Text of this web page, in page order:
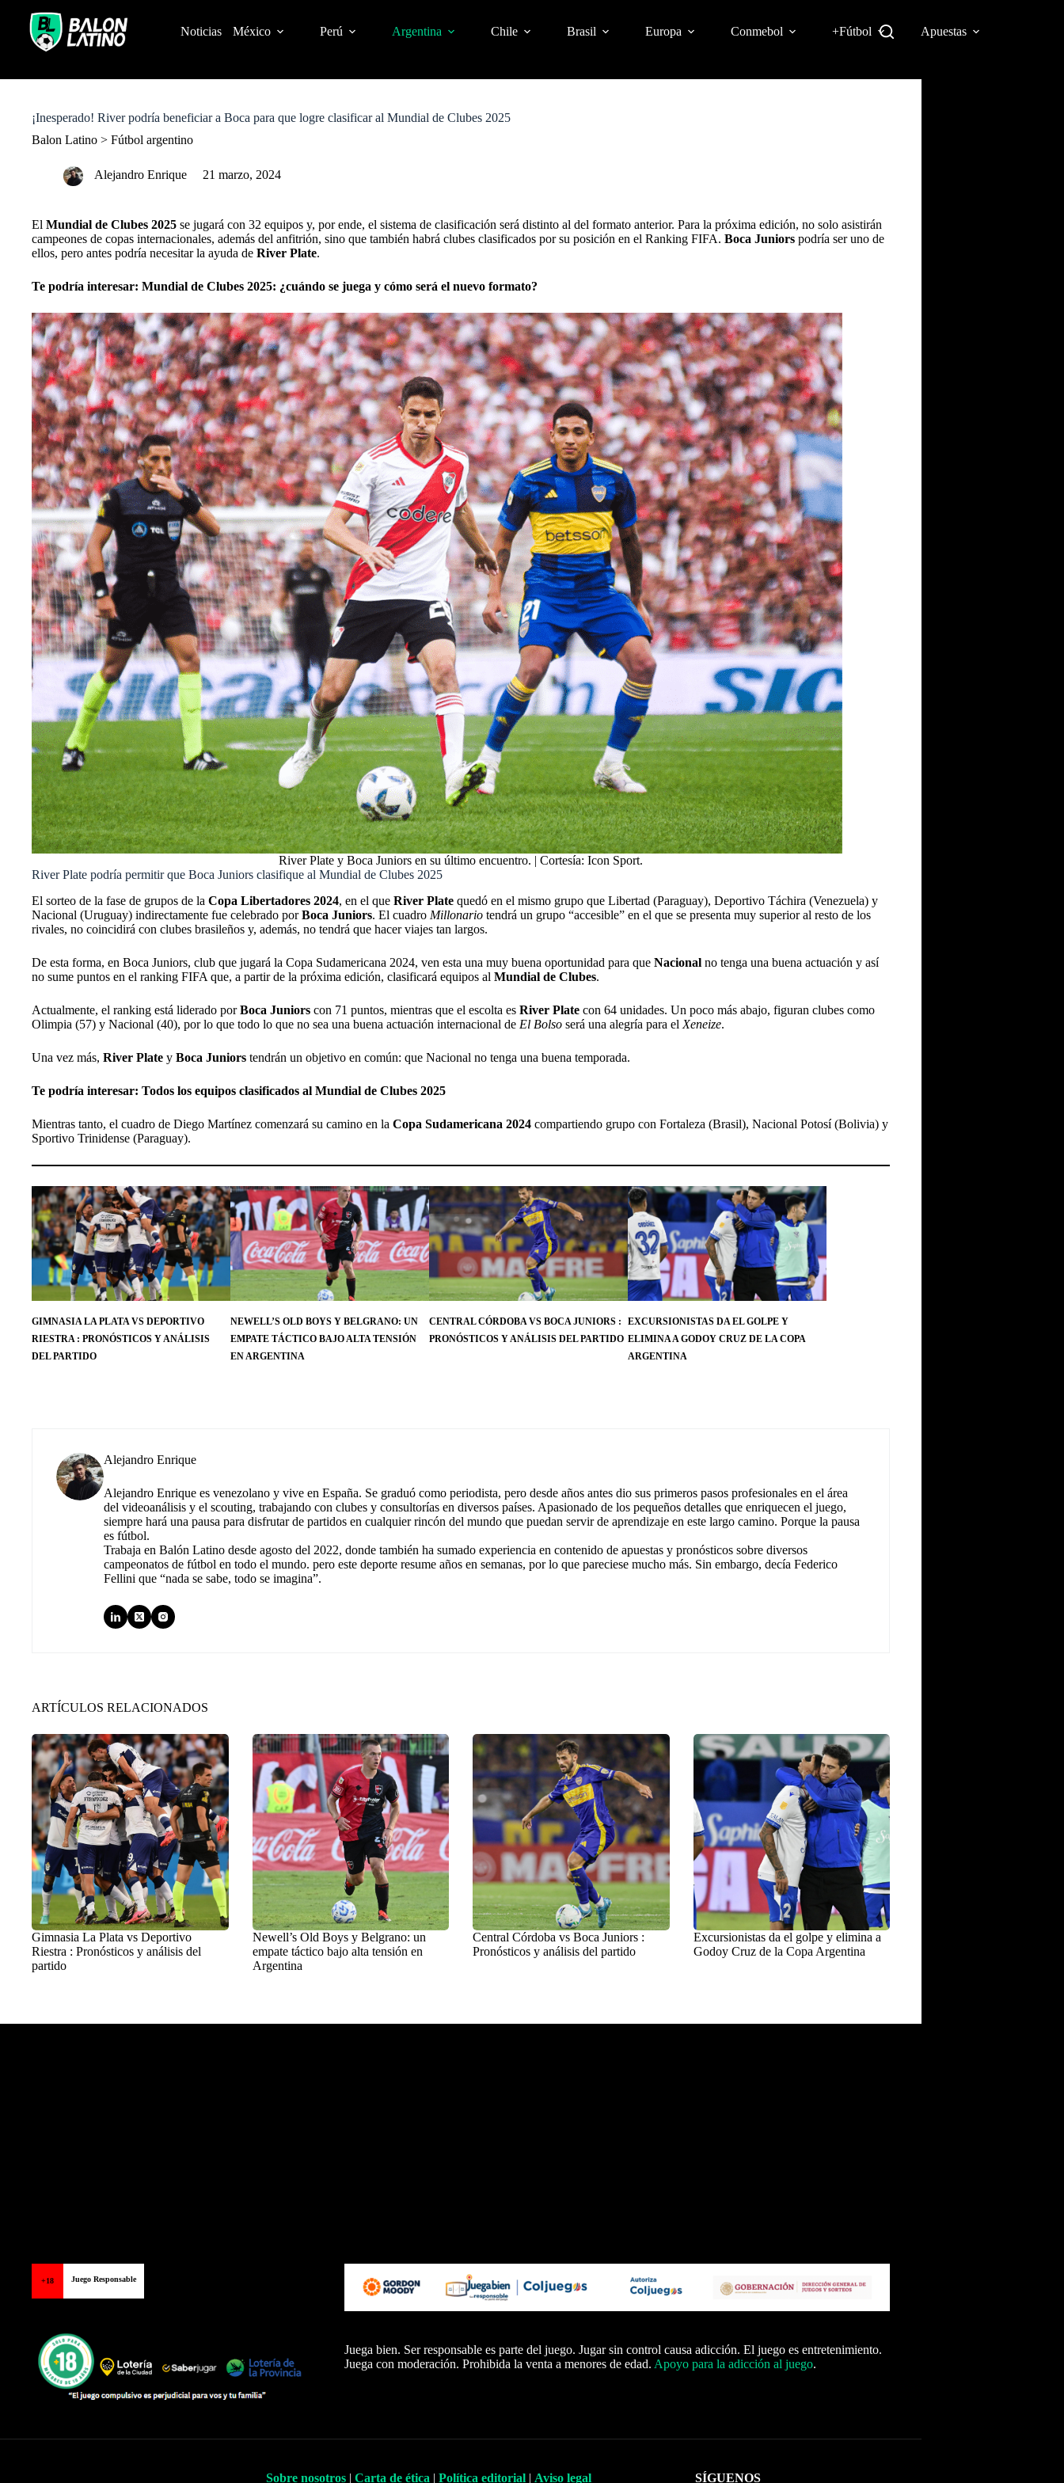
o
Noticias México Perú Argentina Chile Brasil Europa Conmebol +Fútbol Apuestas
¡Inesperado! River podría beneficiar a Boca para que logre clasificar al Mundial de Clubes 2025
Balon Latino > Fútbol argentino
Alejandro Enrique 21 marzo, 2024
El Mundial de Clubes 2025 se jugará con 32 equipos y, por ende, el sistema de clasificación será distinto al del formato anterior. Para la próxima edición, no solo asistirán
campeones de copas internacionales, además del anfitrión, sino que también habrá clubes clasificados por su posición en el Ranking FIFA. Boca Juniors podría ser uno de
ellos, pero antes podría necesitar la ayuda de River Plate.
Te podría interesar: Mundial de Clubes 2025: ¿cuándo se juega y cómo será el nuevo formato?
River Plate y Boca Juniors en su último encuentro. | Cortesía: Icon Sport.
River Plate podría permitir que Boca Juniors clasifique al Mundial de Clubes 2025
El sorteo de la fase de grupos de la Copa Libertadores 2024, en el que River Plate quedó en el mismo grupo que Libertad (Paraguay), Deportivo Táchira (Venezuela) y
Nacional (Uruguay) indirectamente fue celebrado porBoca Juniors. El cuadro Millonario tendrá un grupo “accesible” en el que se presenta muy superior al resto de los
rivales, no coincidirá con clubes brasileños y, además, no tendrá que hacer viajes tan largos.
De esta forma, en Boca Juniors, club que jugará la Copa Sudamericana 2024, ven esta una muy buena oportunidad para que Nacional no tenga una buena actuación y así
no sume puntos en el ranking FIFA que, a partir de la próxima edición, clasificará equipos al Mundial de Clubes.
Actualmente, el ranking está liderado porBoca Juniors con 71 puntos, mientras que el escolta es River Plate con 64 unidades. Un poco más abajo, figuran clubes como
Olimpia (57) y Nacional (40), por lo que todo lo que no sea una buena actuación internacional de El Bolso será una alegría para el Xeneize.
Una vez más, River Plate y Boca Juniors tendrán un objetivo en común: que Nacional no tenga una buena temporada.
Te podría interesar: Todos los equipos clasificados al Mundial de Clubes 2025
Mientras tanto, el cuadro de Diego Martínez comenzará su camino en la Copa Sudamericana 2024 compartiendo grupo con Fortaleza (Brasil), Nacional Potosí (Bolivia) y
Sportivo Trinidense (Paraguay).
GIMNASIA LA PLATA VS DEPORTIVO
RIESTRA : PRONÓSTICOS Y ANÁLISIS
DEL PARTIDO
NEWELL’S OLD BOYS Y BELGRANO: UN
EMPATE TÁCTICO BAJO ALTA TENSIÓN
EN ARGENTINA
CENTRAL CÓRDOBA VS BOCA JUNIORS :
PRONÓSTICOS Y ANÁLISIS DEL PARTIDO
EXCURSIONISTAS DA EL GOLPE Y
ELIMINA A GODOY CRUZ DE LA COPA
ARGENTINA
Alejandro Enrique
Alejandro Enrique es venezolano y vive en España. Se graduó como periodista, pero desde años antes dio sus primeros pasos profesionales en el área
del videoanálisis y el scouting, trabajando con clubes y consultorías en diversos países. Apasionado de los pequeños detalles que enriquecen el juego,
siempre hará una pausa para disfrutar de partidos en cualquier rincón del mundo que puedan servir de aprendizaje en este largo camino. Porque la pausa
es fútbol.
Trabaja en Balón Latino desde agosto del 2022, donde también ha sumado experiencia en contenido de apuestas y pronósticos sobre diversos
campeonatos de fútbol en todo el mundo. pero este deporte resume años en semanas, por lo que pareciese mucho más. Sin embargo, decía Federico
Fellini que “nada se sabe, todo se imagina”.
ARTÍCULOS RELACIONADOS
Gimnasia La Plata vs Deportivo
Riestra : Pronósticos y análisis del
partido
Newell’s Old Boys y Belgrano: un
empate táctico bajo alta tensión en
Argentina
Central Córdoba vs Boca Juniors :
Pronósticos y análisis del partido
Excursionistas da el golpe y elimina a
Godoy Cruz de la Copa Argentina
+18 Juego Responsable
Juega bien. Ser responsable es parte del juego. Jugar sin control causa adicción. El juego es entretenimiento.
Juega con moderación. Prohibida la venta a menores de edad. Apoyo para la adicción al juego.
Sobre nosotros | Carta de ética | Política editorial | Aviso legal SÍGUENOS